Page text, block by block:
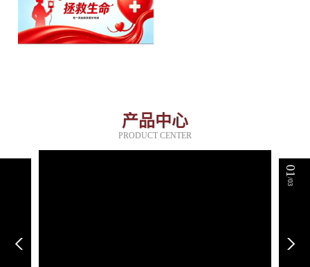
产品中心
PRODUCT CENTER
01
/03